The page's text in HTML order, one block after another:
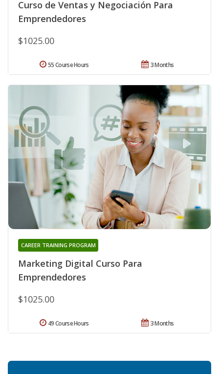
Curso de Ventas y Negociación Para
Emprendedores
$1025.00
3 Months
55 Course Hours
Marketing Digital Curso Para
Emprendedores
CAREER TRAINING PROGRAM
$1025.00
3 Months
49 Course Hours